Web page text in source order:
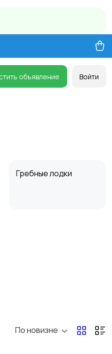
объявление Войти
Гребные лодки
По новизне